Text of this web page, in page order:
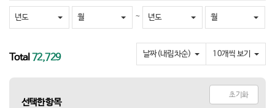
Total72,729
입
력
하
요
색
년도
월 ~ 년도 월
날짜(내림차순) 10개씩 보기
선택한 항목
초기화